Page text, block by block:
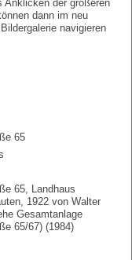
Anklicken der größeren
dann im neu
navigieren
65
65, Landhaus
1922 von Walter
Gesamtanlage
65/67) (1984)